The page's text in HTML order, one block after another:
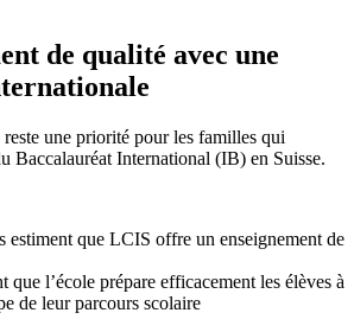
de qualité avec une
une priorité pour les familles qui
Baccalauréat International (IB) en Suisse.
estiment que LCIS offre un enseignement de
que l’école prépare efficacement les élèves à
de leur parcours scolaire